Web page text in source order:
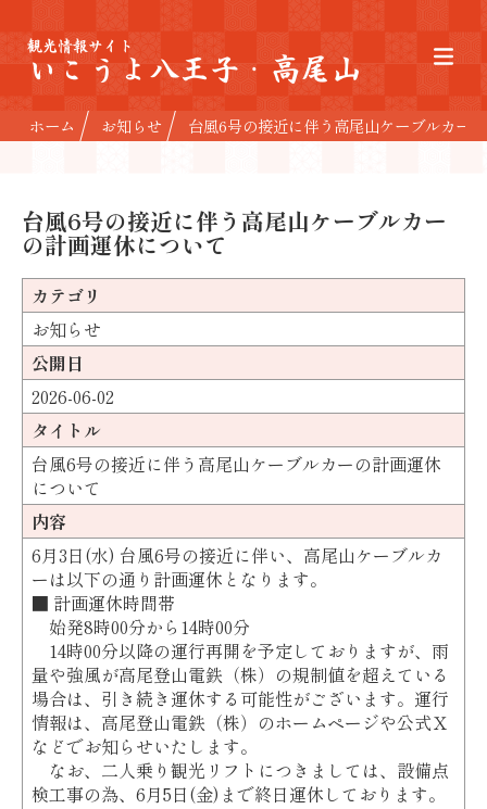
観光情報サイト
いこうよ八王子・高尾山
ホーム お知らせ 台風6号の接近に伴う高尾山ケーブルカー
台風6号の接近に伴う高尾山ケーブルカー
の計画運休について
カテゴリ
お知らせ
公開日
2026-06-02
タイトル
台風6号の接近に伴う高尾山ケーブルカーの計画運休
について
内容
6月3日(水) 台風6号の接近に伴い、高尾山ケーブルカ
ーは以下の通り計画運休となります。
■ 計画運休時間帯
始発8時00分から14時00分
14時00分以降の運行再開を予定しておりますが、雨
量や強風が高尾登山電鉄（株）の規制値を超えている
場合は、引き続き運休する可能性がございます。運行
情報は、高尾登山電鉄（株）のホームページや公式Ｘ
などでお知らせいたします。
なお、二人乗り観光リフトにつきましては、設備点
検工事の為、6月5日(金)まで終日運休しております。